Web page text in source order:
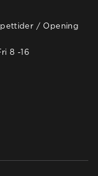
/ Opening
8 -16